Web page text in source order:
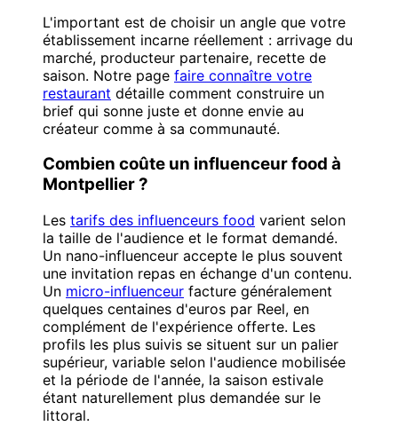
L'important est de choisir un angle que votre
établissement incarne réellement : arrivage du
marché, producteur partenaire, recette de
saison. Notre page faire connaître votre
restaurant détaille comment construire un
brief qui sonne juste et donne envie au
créateur comme à sa communauté.
Combien coûte un influenceur food à
Montpellier ?
Les tarifs des influenceurs food varient selon
la taille de l'audience et le format demandé.
Un nano-influenceur accepte le plus souvent
une invitation repas en échange d'un contenu.
Un micro-influenceur facture généralement
quelques centaines d'euros par Reel, en
complément de l'expérience offerte. Les
profils les plus suivis se situent sur un palier
supérieur, variable selon l'audience mobilisée
et la période de l'année, la saison estivale
étant naturellement plus demandée sur le
littoral.